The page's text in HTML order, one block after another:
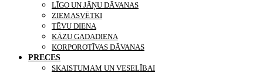
LĪGO UN JĀŅU DĀVANAS
ZIEMASVĒTKI
TĒVU DIENA
KĀZU GADADIENA
KORPOROTĪVAS DĀVANAS
PRECES
SKAISTUMAM UN VESELĪBAI